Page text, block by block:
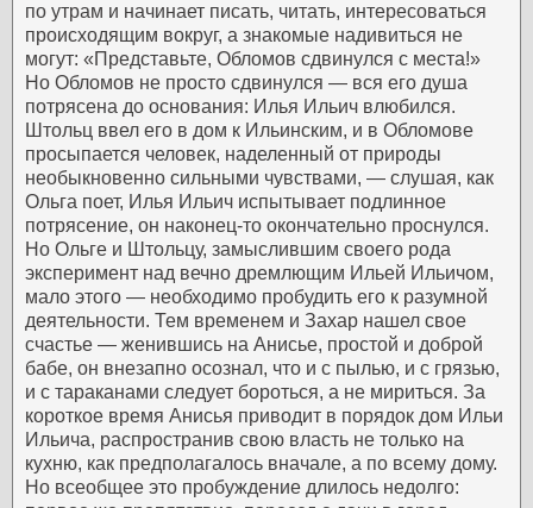
по утрам и начинает писать, читать, интересоваться
происходящим вокруг, а знакомые надивиться не
могут: «Представьте, Обломов сдвинулся с места!»
Но Обломов не просто сдвинулся — вся его душа
потрясена до основания: Илья Ильич влюбился.
Штольц ввел его в дом к Ильинским, и в Обломове
просыпается человек, наделенный от природы
необыкновенно сильными чувствами, — слушая, как
Ольга поет, Илья Ильич испытывает подлинное
потрясение, он наконец-то окончательно проснулся.
Но Ольге и Штольцу, замыслившим своего рода
эксперимент над вечно дремлющим Ильей Ильичом,
мало этого — необходимо пробудить его к разумной
деятельности. Тем временем и Захар нашел свое
счастье — женившись на Анисье, простой и доброй
бабе, он внезапно осознал, что и с пылью, и с грязью,
и с тараканами следует бороться, а не мириться. За
короткое время Анисья приводит в порядок дом Ильи
Ильича, распространив свою власть не только на
кухню, как предполагалось вначале, а по всему дому.
Но всеобщее это пробуждение длилось недолго: